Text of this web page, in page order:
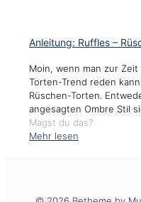
Anleitung: Ruffles –
Moin, wenn man zur
Torten-Trend reden
Rüschen-Torten.
angesagten Ombre Stil
Magst du das?
Mehr lesen